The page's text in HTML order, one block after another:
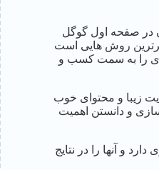
در صفحه اول گوگل
روش هایی است
را به سمت کسب و
زیبا و محتوای خوب
و دانستن اهمیت
و آنها را در نتایج